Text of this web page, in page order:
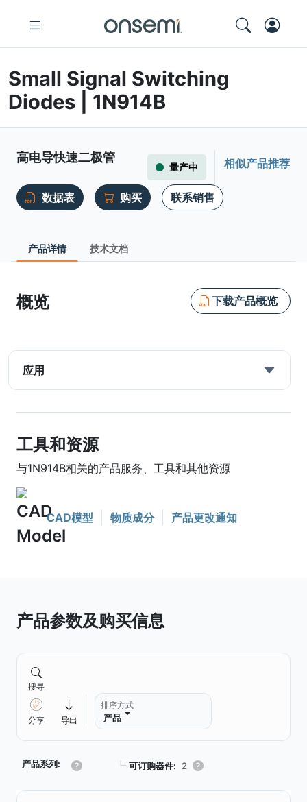
Small Signal Switching
Diodes | 1N914B
高电导快速二极管
量产中 相似产品推荐
数据表 购买 联系销售
产品详情 技术文档
概览 下载产品概览
应用
工具和资源
与1N914B相关的产品服务、工具和其他资源
CAD模型 物质成分 产品更改通知
产品参数及购买信息
搜寻
分享 导出
排序方式
产品
产品系列: ┗ 可订购器件: 2